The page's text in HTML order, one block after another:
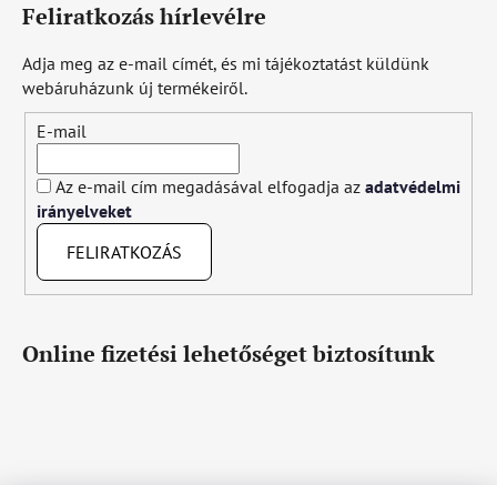
Feliratkozás hírlevélre
Adja meg az e-mail címét, és mi tájékoztatást küldünk
webáruházunk új termékeiről.
E-mail
Az e-mail cím megadásával elfogadja az adatvédelmi
irányelveket
FELIRATKOZÁS
Online fizetési lehetőséget biztosítunk